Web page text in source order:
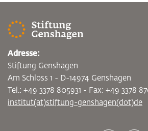
Adresse:
Stiftung Genshagen
Am Schloss 1 - D-14974 Genshagen
Tel.: +49 3378 805931 - Fax: +49 3378
institut(at)stiftung-genshagen(dot)de